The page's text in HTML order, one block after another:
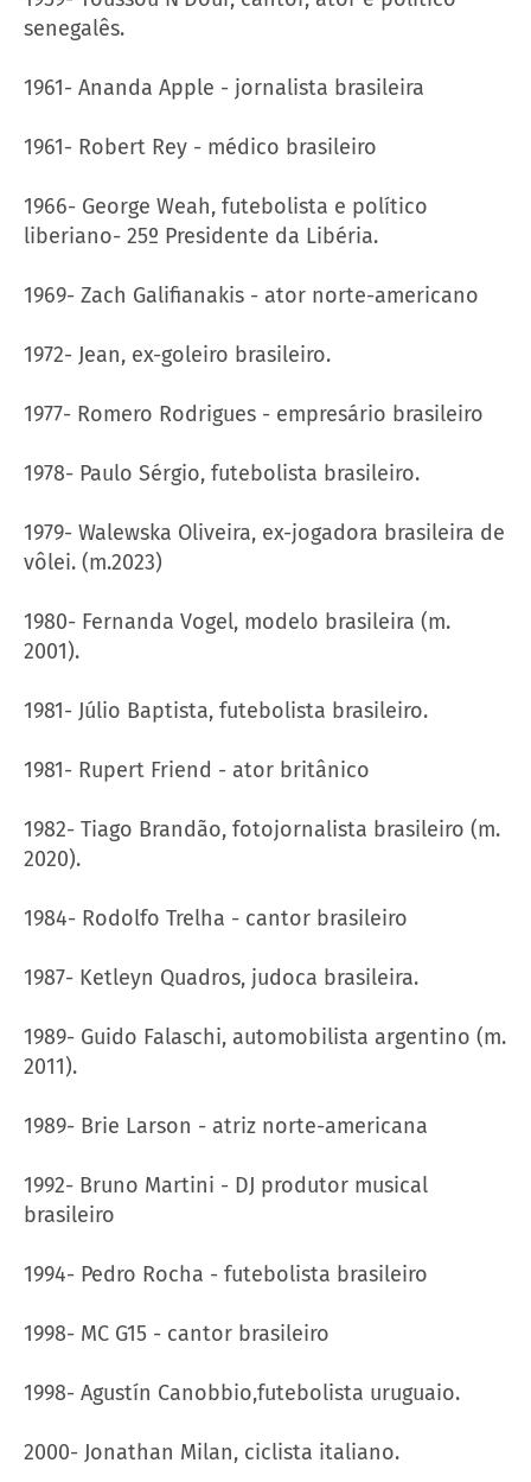
senegalês.
1961- Ananda Apple - jornalista brasileira
1961- Robert Rey - médico brasileiro
1966- George Weah, futebolista e político
liberiano- 25º Presidente da Libéria.
1969- Zach Galifianakis - ator norte-americano
1972- Jean, ex-goleiro brasileiro.
1977- Romero Rodrigues - empresário brasileiro
1978- Paulo Sérgio, futebolista brasileiro.
1979- Walewska Oliveira, ex-jogadora brasileira de
vôlei. (m.2023)
1980- Fernanda Vogel, modelo brasileira (m.
2001).
1981- Júlio Baptista, futebolista brasileiro.
1981- Rupert Friend - ator britânico
1982- Tiago Brandão, fotojornalista brasileiro (m.
2020).
1984- Rodolfo Trelha - cantor brasileiro
1987- Ketleyn Quadros, judoca brasileira.
1989- Guido Falaschi, automobilista argentino (m.
2011).
1989- Brie Larson - atriz norte-americana
1992- Bruno Martini - DJ produtor musical
brasileiro
1994- Pedro Rocha - futebolista brasileiro
1998- MC G15 - cantor brasileiro
1998- Agustín Canobbio,futebolista uruguaio.
2000- Jonathan Milan, ciclista italiano.